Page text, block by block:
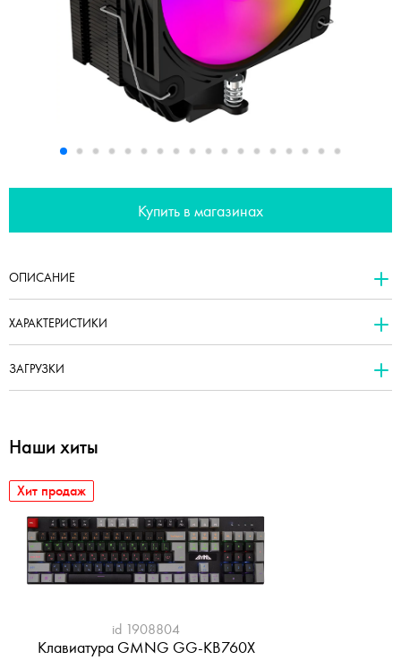
Купить в магазинах
ОПИСАНИЕ
ХАРАКТЕРИСТИКИ
ЗАГРУЗКИ
Наши хиты
Хит продаж
id 1908804
Клавиатура GMNG GG-KB760X